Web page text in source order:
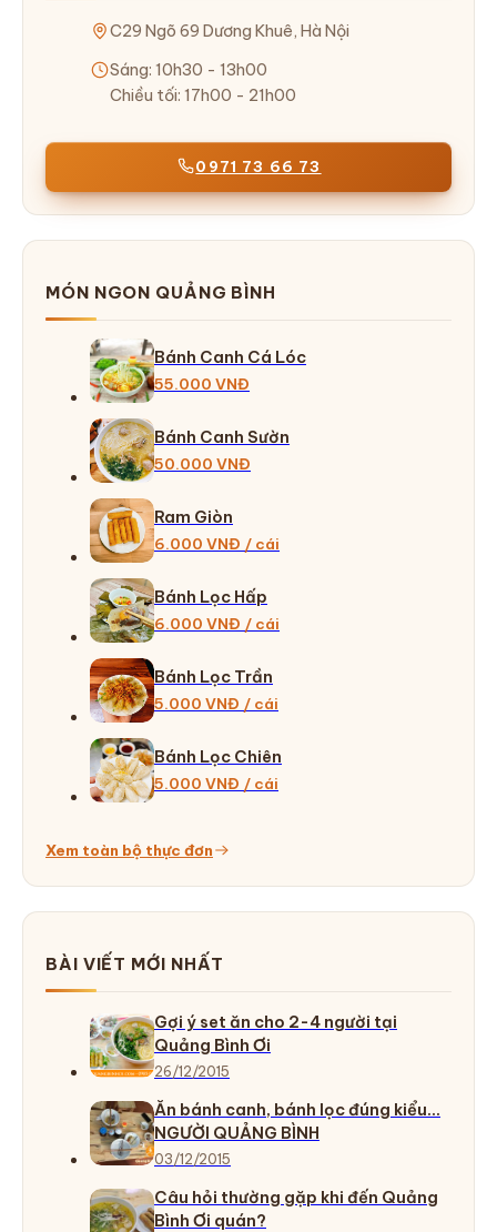
C29 Ngõ 69 Dương Khuê, Hà Nội
Sáng: 10h30 - 13h00
Chiều tối: 17h00 - 21h00
0971 73 66 73
MÓN NGON QUẢNG BÌNH
Bánh Canh Cá Lóc
55.000 VNĐ
Bánh Canh Sườn
50.000 VNĐ
Ram Giòn
6.000 VNĐ / cái
Bánh Lọc Hấp
6.000 VNĐ / cái
Bánh Lọc Trần
5.000 VNĐ / cái
Bánh Lọc Chiên
5.000 VNĐ / cái
Xem toàn bộ thực đơn
BÀI VIẾT MỚI NHẤT
Gợi ý set ăn cho 2-4 người tại
Quảng Bình Ơi
26/12/2015
Ăn bánh canh, bánh lọc đúng kiểu…
NGƯỜI QUẢNG BÌNH
03/12/2015
Câu hỏi thường gặp khi đến Quảng
Bình Ơi quán?